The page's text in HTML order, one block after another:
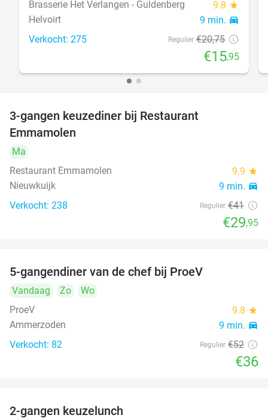
Brasserie Het Verlangen - Guldenberg
9.8 star
Helvoirt 9 min. directions_car
Verkocht: 275 Regulier €20,75
€15,95
3-gangen keuzediner bij Restaurant
Emmamolen
Ma
Restaurant Emmamolen
9.9 star
Nieuwkuijk 9 min. directions_car
Verkocht: 238 Regulier €41
€29,95
5-gangendiner van de chef bij ProeV
Vandaag Zo
Wo
ProeV
9.8 star
Ammerzoden 9 min. directions_car
Verkocht: 82 Regulier €52
€36
2-gangen keuzelunch